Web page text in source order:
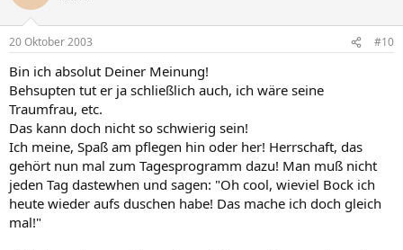
20 Oktober 2003 #10
Bin ich absolut Deiner Meinung!
Behsupten tut er ja schließlich auch, ich wäre seine
Traumfrau, etc.
Das kann doch nicht so schwierig sein!
Ich meine, Spaß am pflegen hin oder her! Herrschaft, das
gehört nun mal zum Tagesprogramm dazu! Man muß nicht
jeden Tag dastewhen und sagen: "Oh cool, wieviel Bock ich
heute wieder aufs duschen habe! Das mache ich doch gleich
mal!"